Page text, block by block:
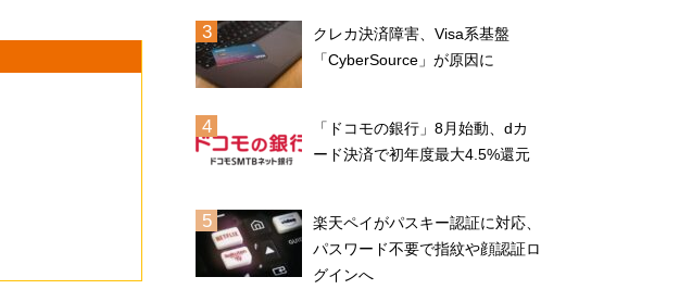
クレカ決済障害、Visa系基盤
「CyberSource」が原因に
「ドコモの銀行」8月始動、dカ
ード決済で初年度最大4.5%還元
楽天ペイがパスキー認証に対応、
パスワード不要で指紋や顔認証ロ
グインへ